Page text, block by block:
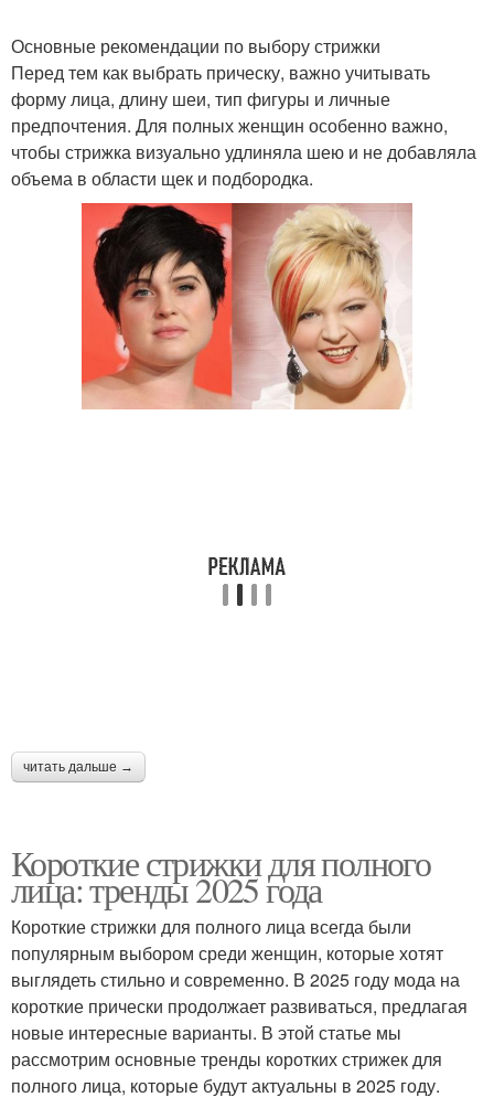
Основные рекомендации по выбору стрижки
Перед тем как выбрать прическу, важно учитывать
форму лица, длину шеи, тип фигуры и личные
предпочтения. Для полных женщин особенно важно,
чтобы стрижка визуально удлиняла шею и не добавляла
объема в области щек и подбородка.
читать дальше →
Короткие стрижки для полного
лица: тренды 2025 года
Короткие стрижки для полного лица всегда были
популярным выбором среди женщин, которые хотят
выглядеть стильно и современно. В 2025 году мода на
короткие прически продолжает развиваться, предлагая
новые интересные варианты. В этой статье мы
рассмотрим основные тренды коротких стрижек для
полного лица, которые будут актуальны в 2025 году.